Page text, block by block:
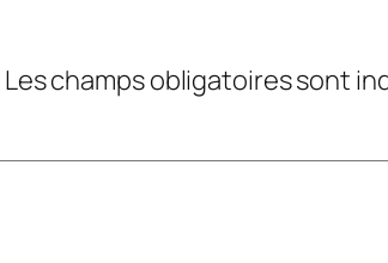
Les champs obligatoires sont